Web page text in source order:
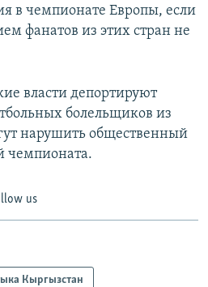
в чемпионате Европы, если
фанатов из этих стран не
власти депортируют
болельщиков из
нарушить общественный
чемпионата.
us
Кыргызстан